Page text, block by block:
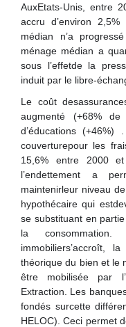
AuxEtats-Unis, entre
accru d’environ
médian n’a
ménage médian a
sous l’effetde la
induit par le libre-
Le coût
augmenté (+68%
d’éducations
couverturepour les
15,6% entre 2000
l’endettement a
maintenirleur niveau
hypothécaire qui
se substituant en
la
immobiliers’accroît,
théorique du bien et le
être mobilisée par
Extraction. Les
fondés surcette
HELOC). Ceci permet